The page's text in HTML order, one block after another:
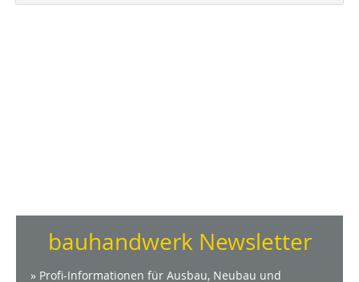
bauhandwerk Newsletter
» Profi-Informationen für Ausbau, Neubau und